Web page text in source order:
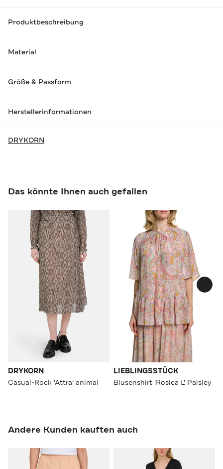
Produktbeschreibung
Material
Größe & Passform
Herstellerinformationen
DRYKORN
Das könnte Ihnen auch gefallen
DRYKORN
Casual-Rock 'Attra' animal
LIEBLINGSSTÜCK
Blusenshirt 'Rosica L' Paisley
Andere Kunden kauften auch